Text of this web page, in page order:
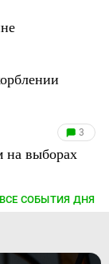
3
на выборах
ВСЕ СОБЫТИЯ ДНЯ